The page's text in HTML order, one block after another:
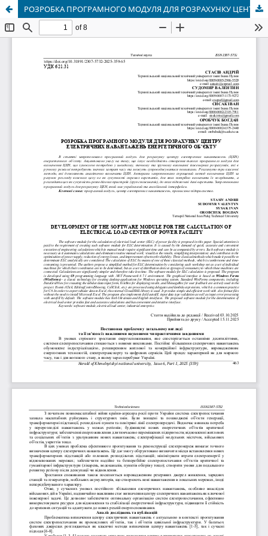
РОЗРОБКА ПРОГРАМНОГО МОДУЛЯ ДЛЯ РОЗРАХУНКУ ЦЕНТРУ ЕЛЕКТРИЧНИХ НАВАНТАЖЕНЬ ЕНЕРГЕТИЧНОГО ОБ’ЄКТУ